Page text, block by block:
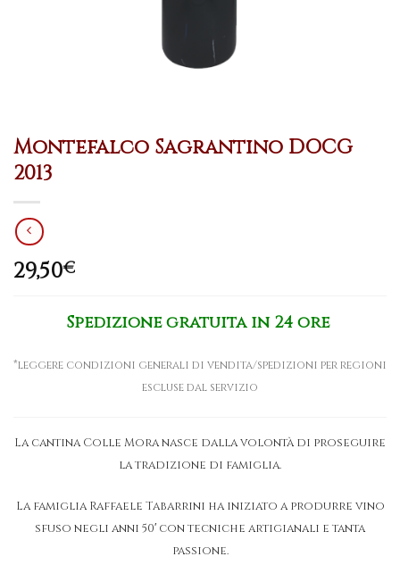
Montefalco Sagrantino DOCG
2013
29,50€
Spedizione gratuita in 24 ore
*leggere condizioni generali di vendita/spedizioni per regioni
escluse dal servizio
La cantina Colle Mora nasce dalla volontà di proseguire
la tradizione di famiglia.
La famiglia Raffaele Tabarrini ha iniziato a produrre vino
sfuso negli anni 50′ con tecniche artigianali e tanta
passione.